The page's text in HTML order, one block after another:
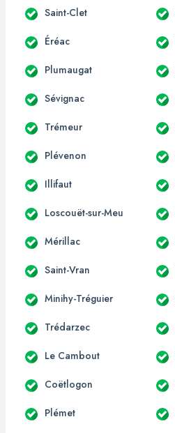
Saint-Clet
Éréac
Plumaugat
Sévignac
Trémeur
Plévenon
Illifaut
Loscouët-sur-Meu
Mérillac
Saint-Vran
Minihy-Tréguier
Trédarzec
Le Cambout
Coëtlogon
Plémet